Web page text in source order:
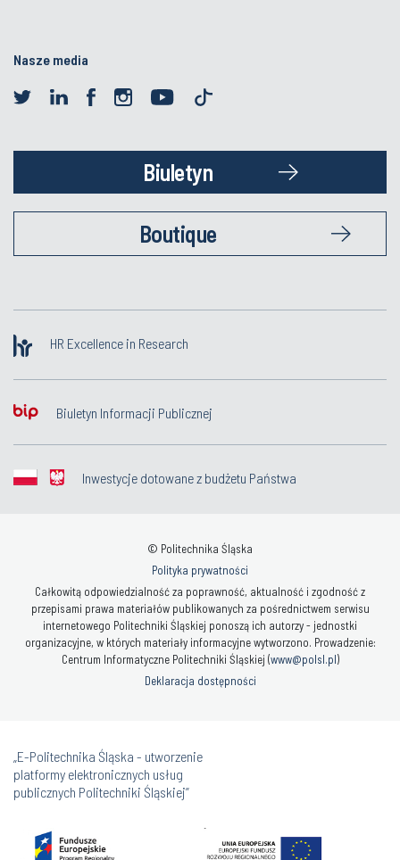
Nasze media
Biuletyn
Boutique
HR Excellence in Research
Biuletyn Informacji Publicznej
Inwestycje dotowane z budżetu Państwa
© Politechnika Śląska
Polityka prywatności
Całkowitą odpowiedzialność za poprawność, aktualność i zgodność z
przepisami prawa materiałów publikowanych za pośrednictwem serwisu
internetowego Politechniki Śląskiej ponoszą ich autorzy - jednostki
organizacyjne, w których materiały informacyjne wytworzono. Prowadzenie:
Centrum Informatyczne Politechniki Śląskiej (www@polsl.pl)
Deklaracja dostępności
„E-Politechnika Śląska - utworzenie
platformy elektronicznych usług
publicznych Politechniki Śląskiej”